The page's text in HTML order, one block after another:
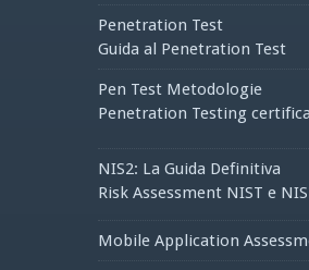
Penetration Test
Guida al Penetration Test
Pen Test Metodologie
Penetration Testing
NIS2: La Guida Definitiva
Risk Assessment NIST e
Mobile Application